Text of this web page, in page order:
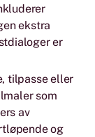
ekstra
er
tilpasse eller
som
av
og